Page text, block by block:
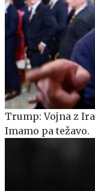
Trump: Vojna z
Imamo pa težavo.